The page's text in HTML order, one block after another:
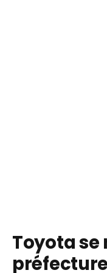
Toyota se